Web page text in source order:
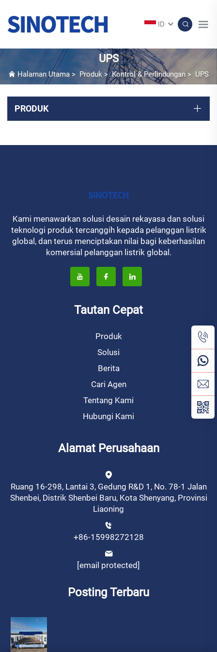
ID
UPS
Halaman Utama> Produk >Kontrol & Perlindungan> UPS
PRODUK
Kami menawarkan solusi desain rekayasa dan solusi
teknologi produk tercanggih kepada pelanggan listrik
global, dan terus menciptakan nilai bagi keberhasilan
komersial pelanggan listrik global.
Tautan Cepat
Produk
Solusi
Berita
Cari Agen
Tentang Kami
Hubungi Kami
Alamat Perusahaan
Ruang 16-298, Lantai 3, Gedung R&D 1, No. 78-1 Jalan
Shenbei, Distrik Shenbei Baru, Kota Shenyang, Provinsi
Liaoning
+86-15998272128
[email protected]
Posting Terbaru